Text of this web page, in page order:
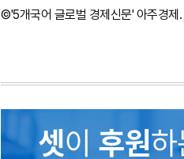
©'5개국어 글로벌 경제신문' 아주경제.